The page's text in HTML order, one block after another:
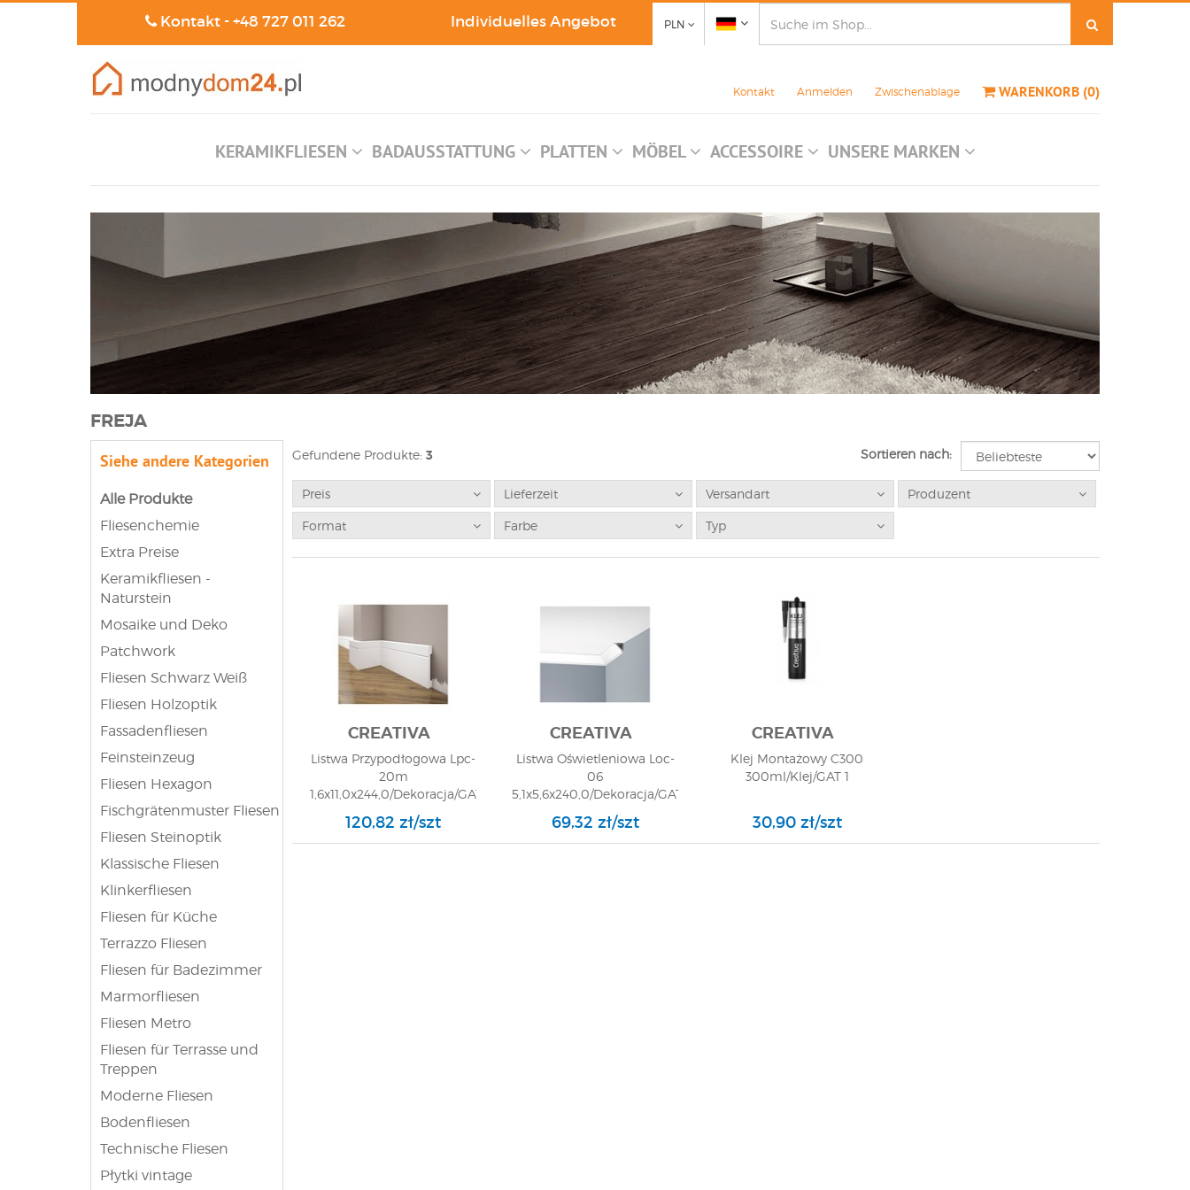
Kontakt -+48 727 011 262 Individuelles Angebot PLN
Kontakt Anmelden Zwischenablage WARENKORB (0)
KERAMIKFLIESEN BADAUSSTATTUNG PLATTEN MÖBEL ACCESSOIRE UNSERE MARKEN
FREJA
Siehe andere Kategorien
Alle Produkte
Fliesenchemie
Extra Preise
Keramikfliesen -
Naturstein
Mosaike und Deko
Patchwork
Fliesen Schwarz Weiß
Fliesen Holzoptik
Fassadenfliesen
Feinsteinzeug
Fliesen Hexagon
Fischgrätenmuster Fliesen
Fliesen Steinoptik
Klassische Fliesen
Klinkerfliesen
Fliesen für Küche
Terrazzo Fliesen
Fliesen für Badezimmer
Marmorfliesen
Fliesen Metro
Fliesen für Terrasse und
Treppen
Moderne Fliesen
Bodenfliesen
Technische Fliesen
Płytki vintage
Gefundene Produkte: 3 Sortieren nach:
Preis Lieferzeit Versandart Produzent
Format Farbe Typ
CREATIVA
Listwa Przypodłogowa Lpc-
20m
1,6x11,0x244,0/Dekoracja/GAT
120,82 zł/szt
CREATIVA
Listwa Oświetleniowa Loc-
06
5,1x5,6x240,0/Dekoracja/GAT
69,32 zł/szt
CREATIVA
Klej Montażowy C300
300ml/Klej/GAT 1
30,90 zł/szt